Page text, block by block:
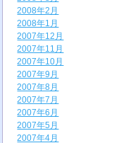
2008年2月
2008年1月
2007年12月
2007年11月
2007年10月
2007年9月
2007年8月
2007年7月
2007年6月
2007年5月
2007年4月